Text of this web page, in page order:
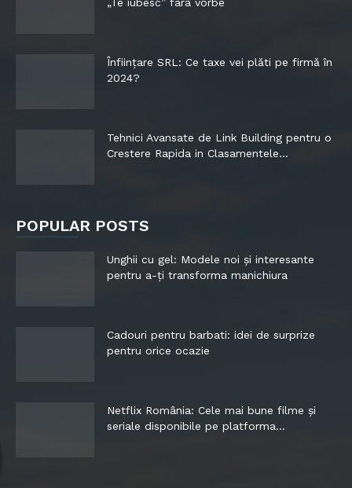
Înființare SRL: Ce taxe vei plăti pe firmă în
2024?
Tehnici Avansate de Link Building pentru o
Crestere Rapida in Clasamentele...
POPULAR POSTS
Unghii cu gel: Modele noi și interesante
pentru a-ți transforma manichiura
Cadouri pentru barbati: idei de surprize
pentru orice ocazie
Netflix România: Cele mai bune filme și
seriale disponibile pe platforma...